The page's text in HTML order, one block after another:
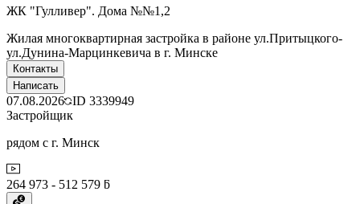
ЖК "Гулливер". Дома №№1,2
Жилая многоквартирная застройка в районе ул.Притыцкого-
ул.Дунина-Марцинкевича в г. Минске
Контакты
Написать
07.08.2026 ID 3339949
Застройщик
рядом с г. Минск
264 973 - 512 579 ƃ